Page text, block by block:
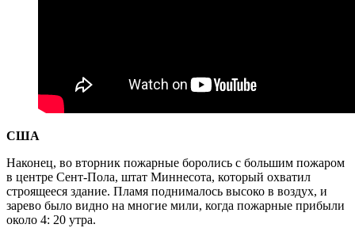
США
Наконец, во вторник пожарные боролись с большим пожаром
в центре Сент-Пола, штат Миннесота, который охватил
строящееся здание. Пламя поднималось высоко в воздух, и
зарево было видно на многие мили, когда пожарные прибыли
около 4: 20 утра.